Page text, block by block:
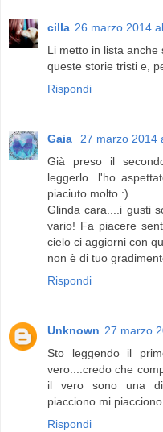
cilla 26 marzo 2014
Li metto in lista
queste storie tristi e,
Rispondi
Gaia
27 marzo 2014
Già preso il
leggerlo...l'ho
piaciuto molto :)
Glinda cara....i gusti
vario! Fa piacere
cielo ci aggiorni con
non è di tuo
Rispondi
Unknown 27 marzo
Sto leggendo il
vero....credo che
il vero sono una
piacciono mi
Rispondi